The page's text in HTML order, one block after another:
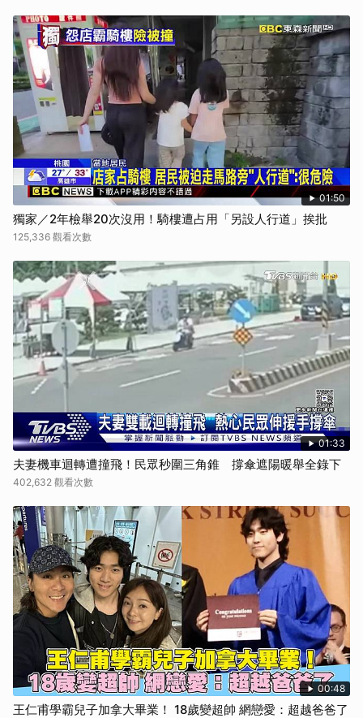
01:50
獨家／2年檢舉20次沒用！騎樓遭占用「另設人行道」挨批
125,336 觀看次數
01:33
夫妻機車迴轉遭撞飛！民眾秒圍三角錐 撐傘遮陽暖舉全錄下
402,632 觀看次數
00:48
王仁甫學霸兒子加拿大畢業！ 18歲變超帥 網戀愛：超越爸爸了